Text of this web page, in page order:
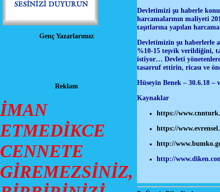
Genç Yazarlarımız
Reklam
İMAN
ETMEDİKCE
CENNETE
GİREMEZSİNİZ,
Devletimizi şu haberle
harcamalarının maliyeti
taşıtlarına yapılan
Devletimizin şu haberlerle
%10-15 teşvik verildiğini,
istiyor… Devleti yönetenlere
tasarruf ettirin, ricası ve
Hüseyin Benek – 30.6.18
Kaynaklar
https://
https://
http://
http://